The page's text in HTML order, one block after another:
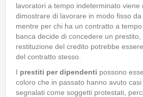
lavoratori a tempo indeterminato viene
dimostrare di lavorare in modo fisso da
mentre per chi ha un contratto a
banca decide di concedere un
restituzione del credito potrebbe
del contratto stesso.
I prestiti per dipendenti possono
coloro che in passato hanno avuto
segnalati come soggetti protestati,